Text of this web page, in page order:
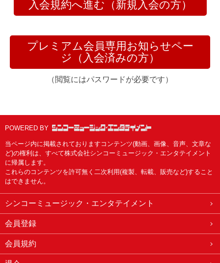
入会規約へ進む（新規入会の方）
プレミアム会員専用お知らせペー
ジ（入会済みの方）
（閲覧にはパスワードが必要です）
POWERED BY
当ページ内に掲載されておりますコンテンツ(動画、画像、音声、文章な
ど)の権利は、すべて株式会社シンコーミュージック・エンタテイメント
に帰属します。
これらのコンテンツを許可無く二次利用(複製、転載、販売など)すること
はできません。
シンコーミュージック・エンタテイメント
会員登録
会員規約